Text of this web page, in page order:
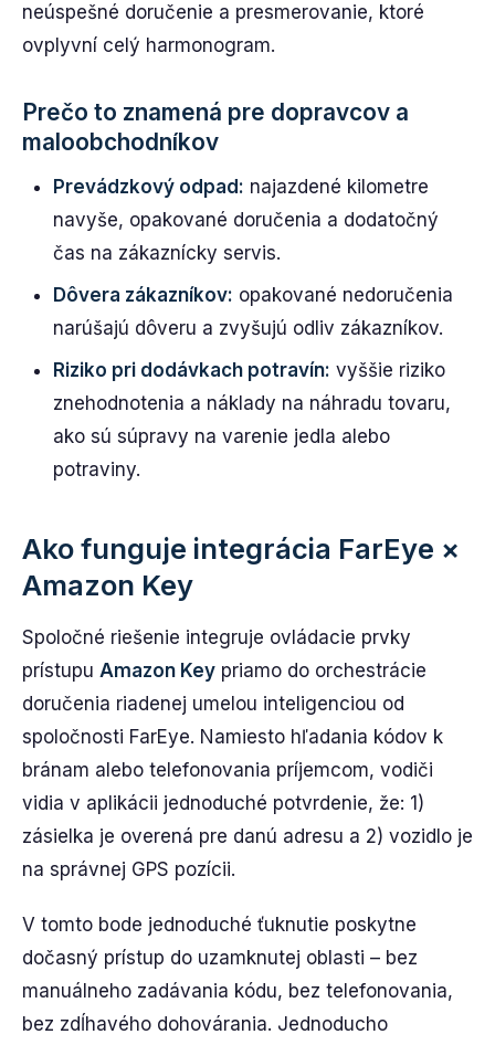
neúspešné doručenie a presmerovanie, ktoré
ovplyvní celý harmonogram.
Prečo to znamená pre dopravcov a
maloobchodníkov
Prevádzkový odpad: najazdené kilometre
navyše, opakované doručenia a dodatočný
čas na zákaznícky servis.
Dôvera zákazníkov: opakované nedoručenia
narúšajú dôveru a zvyšujú odliv zákazníkov.
Riziko pri dodávkach potravín: vyššie riziko
znehodnotenia a náklady na náhradu tovaru,
ako sú súpravy na varenie jedla alebo
potraviny.
Ako funguje integrácia FarEye ×
Amazon Key
Spoločné riešenie integruje ovládacie prvky
prístupu Amazon Key priamo do orchestrácie
doručenia riadenej umelou inteligenciou od
spoločnosti FarEye. Namiesto hľadania kódov k
bránam alebo telefonovania príjemcom, vodiči
vidia v aplikácii jednoduché potvrdenie, že: 1)
zásielka je overená pre danú adresu a 2) vozidlo je
na správnej GPS pozícii.
V tomto bode jednoduché ťuknutie poskytne
dočasný prístup do uzamknutej oblasti – bez
manuálneho zadávania kódu, bez telefonovania,
bez zdĺhavého dohovárania. Jednoducho